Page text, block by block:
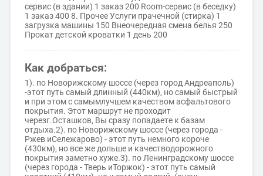
сервис (в здании) 1 заказ 200 Room-сервис (в беседку)
1 заказ 400 8. Прочее Услуги прачечной (стирка) 1
загрузка машины 150 Внеочередная смена белья 250
Прокат детской кроватки 1 день 200
Как добраться:
1). по Новорижскому шоссе (через город Андреаполь)
-этот путь самый длинный (440км), но самый быстрый
и при этом с самымлучшем качеством асфальтового
покрытия. Этот маршрут не проходит
черезг.Осташков, Вы сразу попадаете к базам
отдыха.2). по Новорижскому шоссе (через города -
Ржев иСележарово) - этот путь немного короче
(430км), но все же дольше и качестводорожного
покрытия заметно хуже.3). по Ленинградскому шоссе
(через города - Тверь иТоржок) - этот путь самый